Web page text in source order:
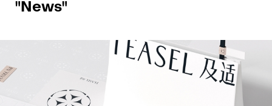
"News"